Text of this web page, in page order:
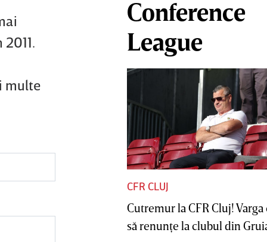
multe
Conference
League
CFR CLUJ
Cutremur la CFR Cluj! Varga
să renunţe la clubul din